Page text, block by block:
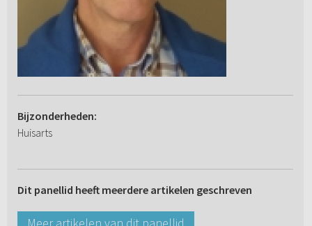
Bijzonderheden:
Huisarts
Dit panellid heeft meerdere artikelen geschreven